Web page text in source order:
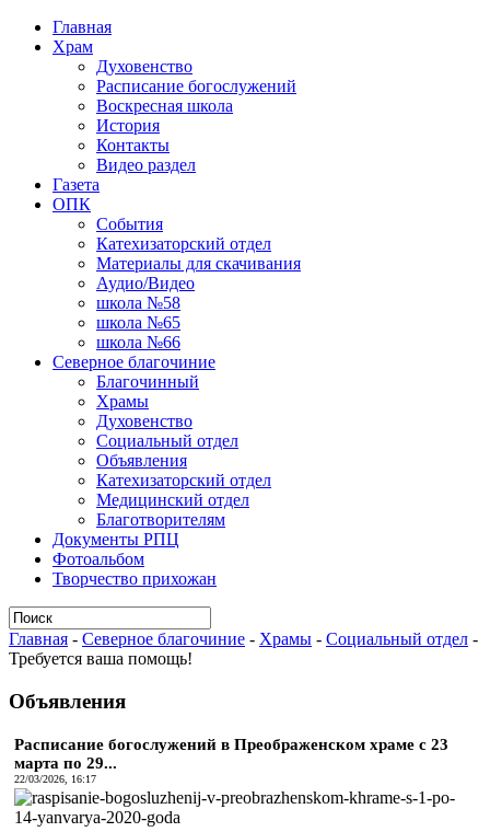
Главная
Храм
Духовенство
Расписание богослужений
Воскресная школа
История
Контакты
Видео раздел
Газета
ОПК
События
Катехизаторский отдел
Материалы для скачивания
Аудио/Видео
школа №58
школа №65
школа №66
Северное благочиние
Благочинный
Храмы
Духовенство
Социальный отдел
Объявления
Катехизаторский отдел
Медицинский отдел
Благотворителям
Документы РПЦ
Фотоальбом
Творчество прихожан
Главная - Северное благочиние - Храмы - Социальный отдел -
Требуется ваша помощь!
Объявления
Расписание богослужений в Преображенском храме с 23
марта по 29...
22/03/2026, 16:17